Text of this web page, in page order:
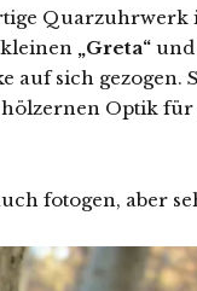
Quarzuhrwerk
kleinen „Greta“ und
sich gezogen.
Optik für
fotogen, aber